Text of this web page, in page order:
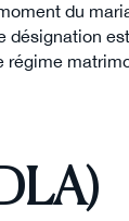
du
désignation
régime